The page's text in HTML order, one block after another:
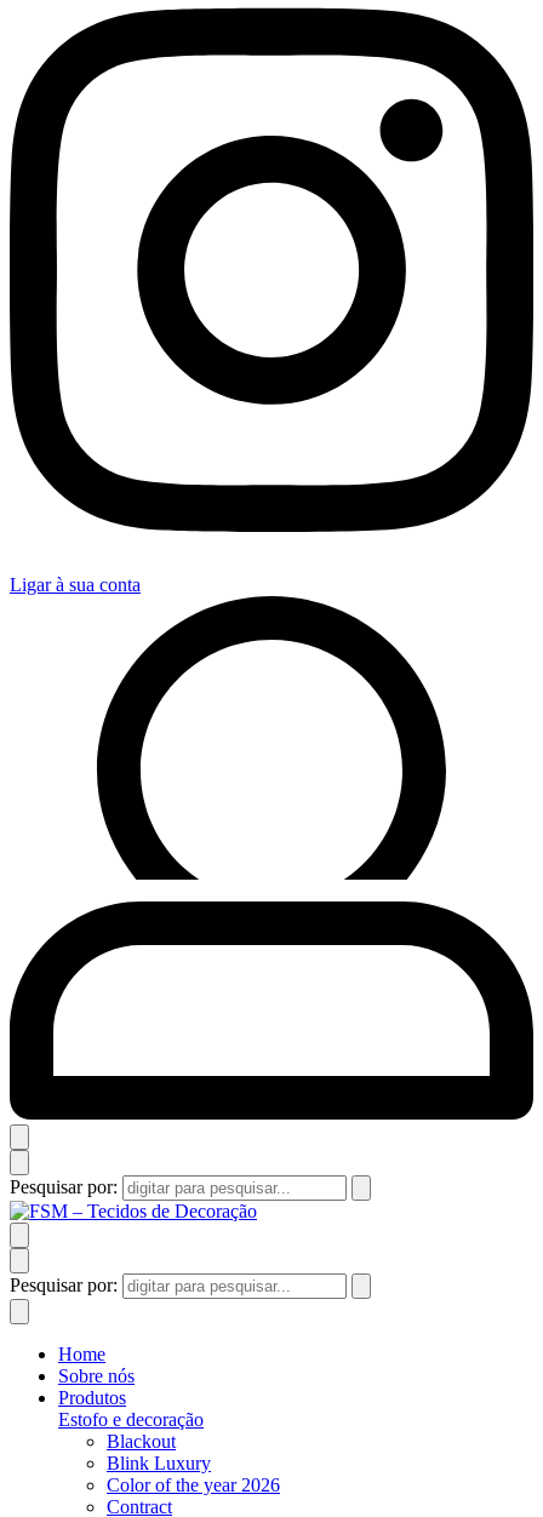
Ligar à sua conta
Pesquisar por:
Pesquisar por:
Home
Sobre nós
Produtos
Estofo e decoração
Blackout
Blink Luxury
Color of the year 2026
Contract